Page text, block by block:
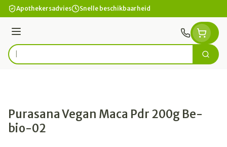
Ga naar de inhoud
Apothekersadvies Snelle beschikbaarheid
Menu
Product, merk, categorie... Zoek
Purasana Vegan Maca Pdr 200g Be-
bio-02